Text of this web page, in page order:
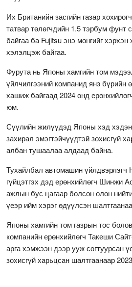
Их Британийн засгийн газар
татвар төлөгчдийн 1.5 тэрбум фунт
байгаа ба Fujitsu энэ мөнгийг
хэлэлцэж байгаа.
Фурута нь Японы хамгийн том
үйлчилгээний компанид янз бүрийн
хашиж байгаад 2024 онд
юм.
Сүүлийн жилүүдэд Японы хэд
захирал эмэгтэйчүүдтэй зохисгүй
албан тушаалаа алдаад байна.
Тухайлбал автомашин үйлдвэрлэгч
гүйцэтгэх дэд ерөнхийлөгч Шинжи
ажлын бус цагаар болсон олон
үеэр ийм хэрэг өдүүлсэн
Японы хамгийн том газрын тос
компанийн ерөнхийлөгч Такеши
арга хэмжээн дээр ууж согтуурсан
зохисгүй харьцсан шалтгаанаар